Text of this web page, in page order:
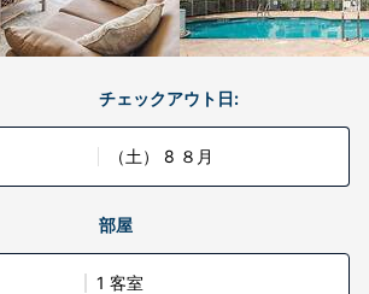
チェックアウト日:
（土） 8 ８月
部屋
1 客室